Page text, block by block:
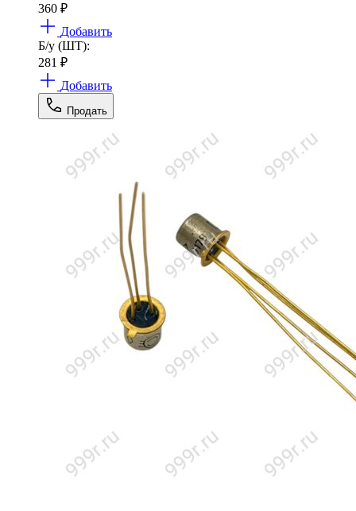
360 ₽
Добавить
Б/у (ШТ):
281 ₽
Добавить
Продать